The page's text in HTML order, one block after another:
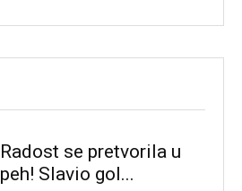
Radost se pretvorila u
peh! Slavio gol...